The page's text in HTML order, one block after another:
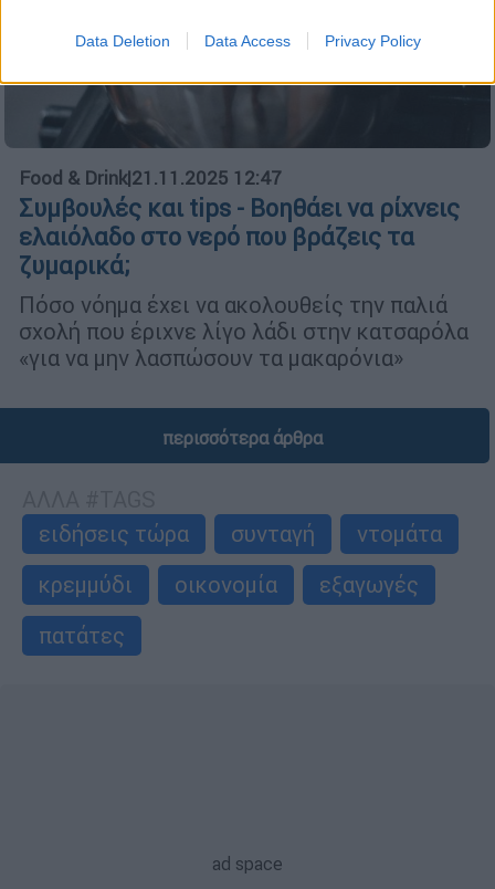
Data Deletion Data Access Privacy Policy
Food & Drink|21.11.2025 12:47
Συμβουλές και tips - Βοηθάει να ρίχνεις
ελαιόλαδο στο νερό που βράζεις τα
ζυμαρικά;
Πόσο νόημα έχει να ακολουθείς την παλιά
σχολή που έριχνε λίγο λάδι στην κατσαρόλα
«για να μην λασπώσουν τα μακαρόνια»
περισσότερα άρθρα
ειδήσεις τώρα
συνταγή
ντομάτα
κρεμμύδι
οικονομία
εξαγωγές
πατάτες